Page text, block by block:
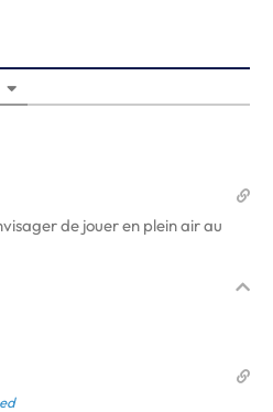
de jouer en plein air au